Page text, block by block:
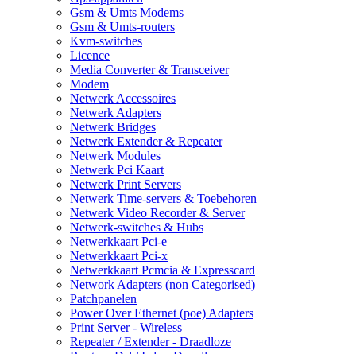
Gsm & Umts Modems
Gsm & Umts-routers
Kvm-switches
Licence
Media Converter & Transceiver
Modem
Netwerk Accessoires
Netwerk Adapters
Netwerk Bridges
Netwerk Extender & Repeater
Netwerk Modules
Netwerk Pci Kaart
Netwerk Print Servers
Netwerk Time-servers & Toebehoren
Netwerk Video Recorder & Server
Netwerk-switches & Hubs
Netwerkkaart Pci-e
Netwerkkaart Pci-x
Netwerkkaart Pcmcia & Expresscard
Network Adapters (non Categorised)
Patchpanelen
Power Over Ethernet (poe) Adapters
Print Server - Wireless
Repeater / Extender - Draadloze